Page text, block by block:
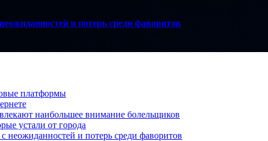
и потерь среди фаворитов
платформы
наибольшее внимание болельщиков
устали от города
неожиданностей и потерь среди фаворитов